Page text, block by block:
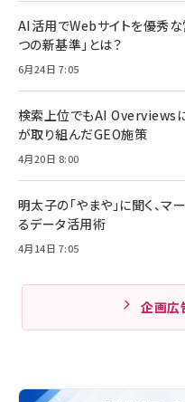
AI活用でWebサイトを優秀
つの新基準」とは？
6月24日 7:05
検索上位でもAI Overviews
が取り組んだGEO施策
4月20日 8:00
明太子の「やまや」に聞く、
るデータ活用術
4月14日 7:05
企画広